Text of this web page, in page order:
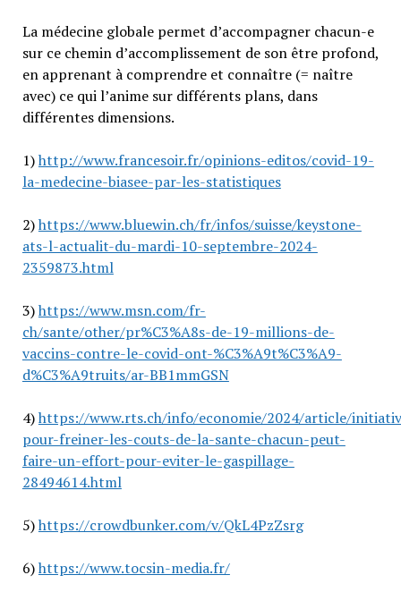
La médecine globale permet d’accompagner chacun-e
sur ce chemin d’accomplissement de son être profond,
en apprenant à comprendre et connaître (= naître
avec) ce qui l’anime sur différents plans, dans
différentes dimensions.
1)http://www.francesoir.fr/opinions-editos/covid-19-
la-medecine-biasee-par-les-statistiques
2)https://www.bluewin.ch/fr/infos/suisse/keystone-
ats-l-actualit-du-mardi-10-septembre-2024-
2359873.html
3)https://www.msn.com/fr-
ch/sante/other/pr%C3%A8s-de-19-millions-de-
vaccins-contre-le-covid-ont-%C3%A9t%C3%A9-
d%C3%A9truits/ar-BB1mmGSN
4)https://www.rts.ch/info/economie/2024/article/
pour-freiner-les-couts-de-la-sante-chacun-peut-
faire-un-effort-pour-eviter-le-gaspillage-
28494614.html
5)https://crowdbunker.com/v/QkL4PzZsrg
6)https://www.tocsin-media.fr/